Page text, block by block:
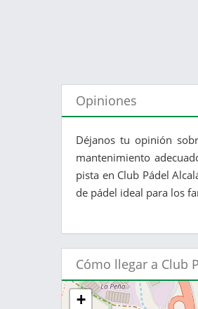
Opiniones
Déjanos tu opinión
mantenimiento
pista en Club Pádel
de pádel ideal para los
Cómo llegar a Club
+